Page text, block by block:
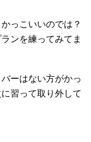
っこいいのでは？
ンを練ってみてま
ーはない方がかっ
習って取り外して